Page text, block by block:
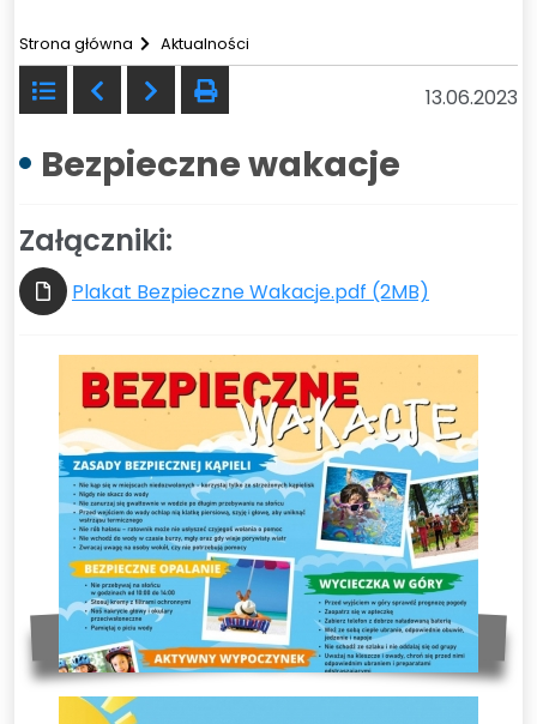
Strona główna Aktualności
Powrót
do
listy
Poprzedni
Następny
drukuj 13.06.2023
Bezpieczne wakacje
Załączniki:
Plakat Bezpieczne Wakacje.pdf (2MB)